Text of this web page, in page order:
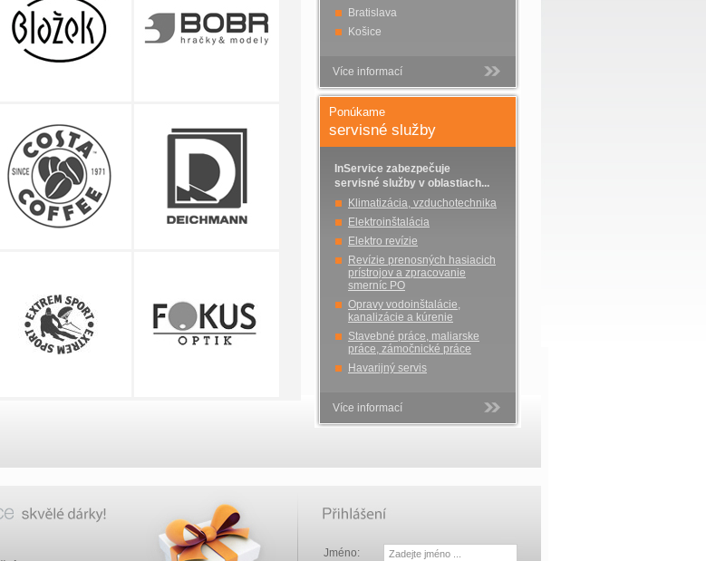
Bratislava
Košice
Více informací
Ponúkame
servisné služby
InService zabezpečuje
servisné služby v oblastiach...
Klimatizácia, vzduchotechnika
Elektroinštalácia
Elektro revízie
Revízie prenosných hasiacich
prístrojov a zpracovanie
smerníc PO
Opravy vodoinštalácie,
kanalizácie a kúrenie
Stavebné práce, maliarske
práce, zámočnické práce
Havarijný servis
Více informací
Jméno: